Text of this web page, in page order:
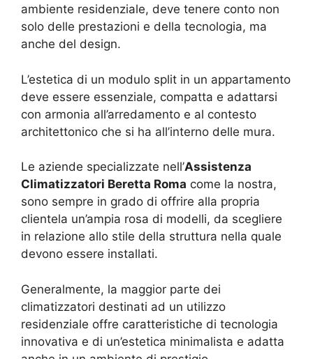
ambiente residenziale, deve tenere conto non
solo delle prestazioni e della tecnologia, ma
anche del design.
L’estetica di un modulo split in un appartamento
deve essere essenziale, compatta e adattarsi
con armonia all’arredamento e al contesto
architettonico che si ha all’interno delle mura.
Le aziende specializzate nell’Assistenza
Climatizzatori Beretta Roma come la nostra,
sono sempre in grado di offrire alla propria
clientela un’ampia rosa di modelli, da scegliere
in relazione allo stile della struttura nella quale
devono essere installati.
Generalmente, la maggior parte dei
climatizzatori destinati ad un utilizzo
residenziale offre caratteristiche di tecnologia
innovativa e di un’estetica minimalista e adatta